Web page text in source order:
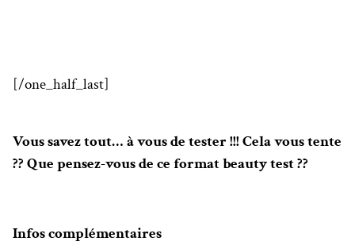
[/one_half_last]
Vous savez tout… à vous de tester !!! Cela vous tente
?? Que pensez-vous de ce format beauty test ??
Infos complémentaires